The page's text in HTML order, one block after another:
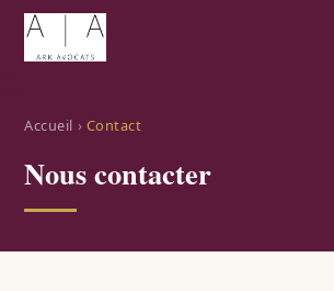
Accueil › Contact
Nous contacter